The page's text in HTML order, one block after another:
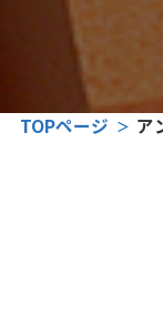
TOPページ ア